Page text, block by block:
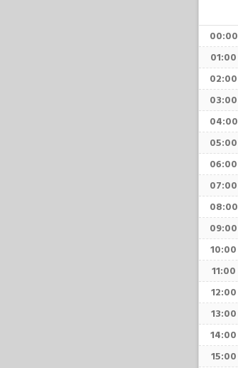
00:00
01:00
02:00
03:00
04:00
05:00
06:00
07:00
08:00
09:00
10:00
11:00
12:00
13:00
14:00
15:00